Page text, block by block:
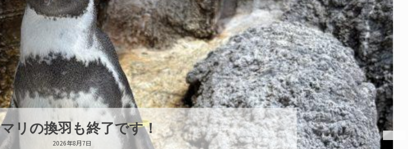
トビウオ幼魚展示中！
2026年8月6日